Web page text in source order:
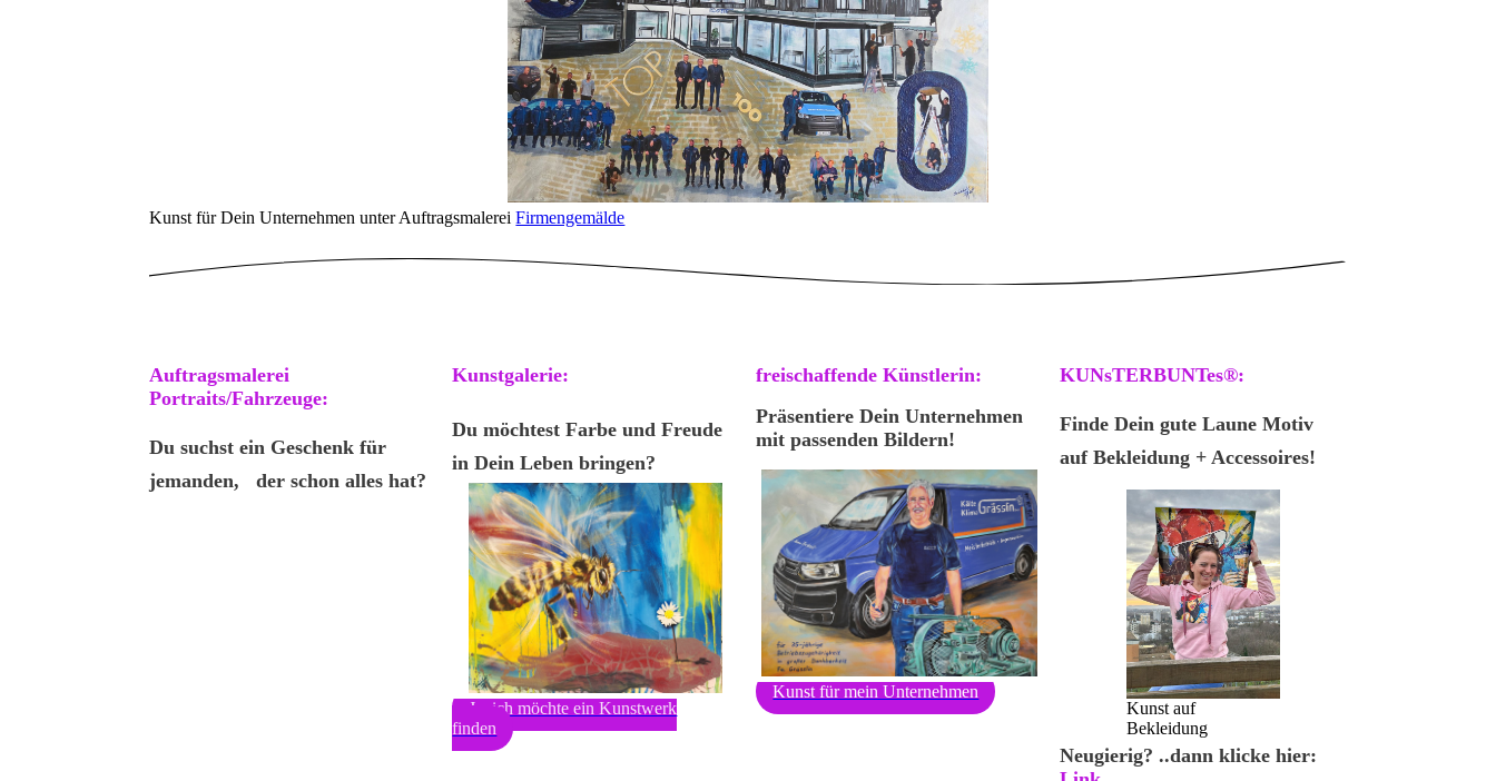
Kunst für Dein Unternehmen unter AuftragsmalereiFirmengemälde
Auftragsmalerei
Portraits/Fahrzeuge:
Du suchst ein Geschenk für
jemanden, der schon alles hat?
Kunstgalerie:
Du möchtest Farbe und Freude
in Dein Leben bringen?
Ja, ich möchte ein Kunstwerk
finden
freischaffende Künstlerin:
Präsentiere Dein Unternehmen
mit passenden Bildern!
Kunst für mein Unternehmen
KUNsTERBUNTes®:
Finde Dein gute Laune Motiv
auf Bekleidung + Accessoires!
Kunst auf
Bekleidung
Neugierig? ..dann klicke hier: